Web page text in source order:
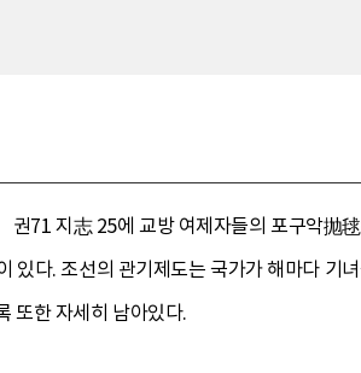
71 지志 25에 교방 여제자들의 포구악抛
다. 조선의 관기제도는 국가가 해마다 기
또한 자세히 남아있다.